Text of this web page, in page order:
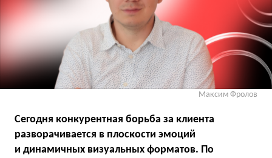
Максим Фролов
Сегодня конкурентная борьба за клиента
разворачивается в плоскости эмоций
и динамичных визуальных форматов. По